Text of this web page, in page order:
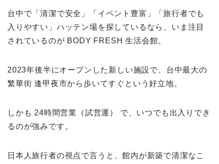
台中で「清潔で安全」「イベント豊富」「旅行者でも
入りやすい」ハッテン場を探しているなら、いま注目
されているのが BODY FRESH 生活会館。
2023年後半にオープンした新しい施設で、台中最大の
繁華街 逢甲夜市から歩いてすぐという好立地。
しかも 24時間営業（試営運） で、いつでも出入りでき
るのが強みです。
日本人旅行者の視点で言うと、館内が新築で清潔なこ